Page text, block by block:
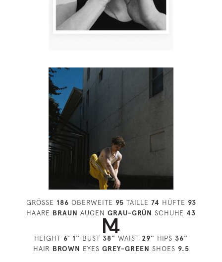
GRÖSSE 186 OBERWEITE 95 TAILLE 74 HÜFTE 93
HAARE BRAUN AUGEN GRAU-GRÜN SCHUHE 43
HEIGHT 6' 1" BUST 38" WAIST 29" HIPS 36"
HAIR BROWN EYES GREY-GREEN SHOES 9.5